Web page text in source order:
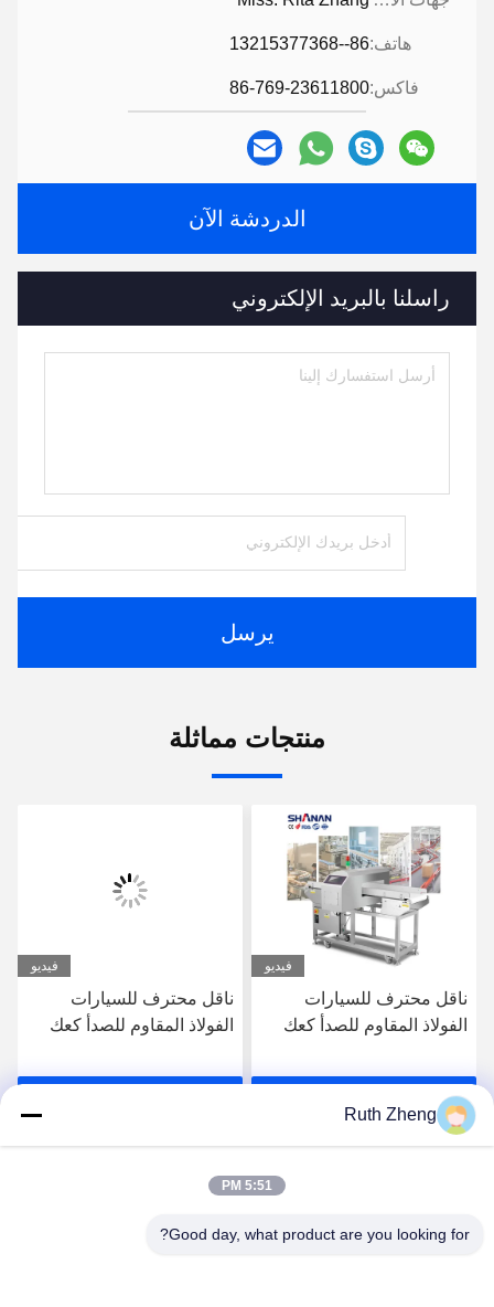
هاتف:86--13215377368
فاكس:86-769-23611800
الدردشة الآن
راسلنا بالبريد الإلكتروني
يرسل
منتجات مماثلة
فيديو
ناقل محترف للسيارات
الفولاذ المقاوم للصدأ كعك
الحليب البسكويت اللحوم
الغذاء كاشف المعادن
المعتمد CE
احصل على افضل سعر
فيديو
ناقل محترف للسيارات
الفولاذ المقاوم للصدأ كعك
الحليب البسكويت اللحوم
Ruth Zheng
5:51 PM
Good day, what product are you looking for?